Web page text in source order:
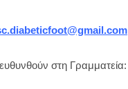
στη Γραμματεία: